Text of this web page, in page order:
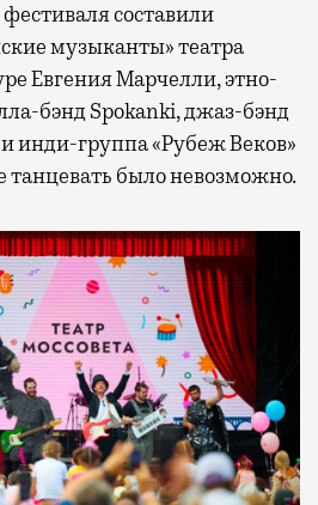
составили
музыканты» театра
Евгения Марчелли, этно-
бэнд Spokanki, джаз-бэнд
инди-группа «Рубеж Веков»
танцевать было невозможно.